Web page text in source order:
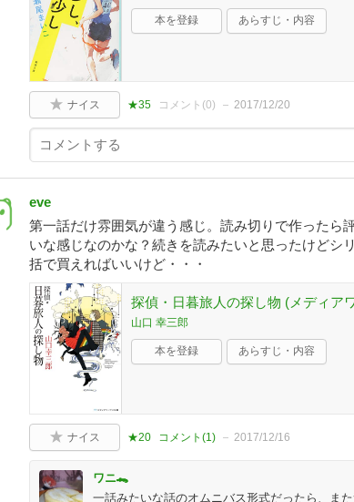
本を登録 あらすじ・内容
ナイス ★35 コメント(0) 2017/12/20
eve
第一話だけ雰囲気が違う感じ。読み切りで作ったら
いな感じなのかな？続きを読みたいと思ったけどシ
括で買えればいいけど・・・
探偵・日暮旅人の探し物 (メディア
山口 幸三郎
本を登録 あらすじ・内容
ナイス ★20 コメント(1) 2017/12/16
ワニ🐊
一話みたいな話のオムニバス形式だったら、ま